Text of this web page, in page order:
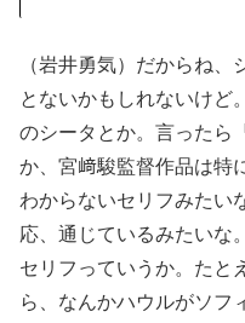
（岩井勇気）だからね、
とないかもしれないけど
のシータとか。言ったら
か、宮﨑駿監督作品は特
わからないセリフみたい
応、通じているみたいな
セリフっていうか。たと
ら、なんかハウルがソフ